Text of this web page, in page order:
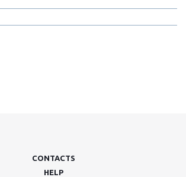
CONTACTS
HELP